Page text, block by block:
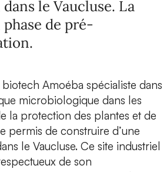
le Vaucluse. La
de pré-
biotech Amoéba spécialiste dans
microbiologique dans les
la protection des plantes et de
permis de construire d’une
le Vaucluse. Ce site industriel
de son